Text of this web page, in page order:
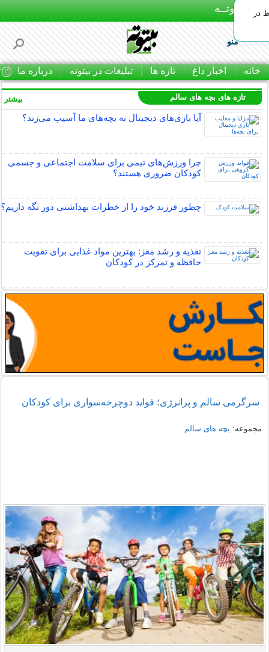
بـیتوتــه
منو
خانه اخبار داغ تازه ها تبلیغات در بیتوته درباره ما
در
تازه های بچه های سالم
آیا بازی‌های دیجیتال به بچه‌های ما آسیب می‌زند؟
چرا ورزش‌های تیمی برای سلامت اجتماعی و جسمی
کودکان ضروری هستند؟
چطور فرزند خود را از خطرات بهداشتی دور نگه داریم؟
تغذیه و رشد مغز: بهترین مواد غذایی برای تقویت
حافظه و تمرکز در کودکان
بیشتر
سرگرمی سالم و پرانرژی؛ فواید دوچرخه‌سواری برای کودکان
مجموعه: بچه های سالم